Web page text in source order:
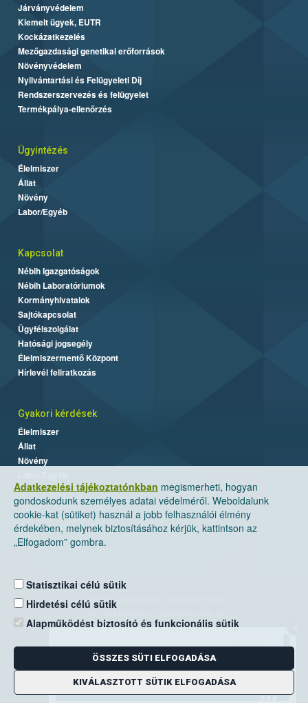
Adatkezelési tájékoztatónkban megismerheti, hogyan
gondoskodunk személyes adatai védelméről. Weboldalunk
cookie-kat (sütiket) használ a jobb felhasználói élmény
érdekében, melynek biztosításához kérjük, kattintson az
„Elfogadom” gombra.
Statisztikai célú sütik
Hirdetési célú sütik
Alapműködést biztosító és funkcionális sütik
ÖSSZES SÜTI ELFOGADÁSA
KIVÁLASZTOTT SÜTIK ELFOGADÁSA
Járványvédelem
Kiemelt ügyek, EUTR
Kockázatkezelés
Mezőgazdasági genetikai erőforrások
Növényvédelem
Nyilvántartási és Felügyeleti Díj
Rendszerszervezés és felügyelet
Termékpálya-ellenőrzés
Ügyintézés
Élelmiszer
Állat
Növény
Labor/Egyéb
Kapcsolat
Nébih Igazgatóságok
Nébih Laboratóriumok
Kormányhivatalok
Sajtókapcsolat
Ügyfélszolgálat
Hatósági jogsegély
Élelmiszermentő Központ
Hírlevél feliratkozás
Gyakori kérdések
Élelmiszer
Állat
Növény
Nemzeti Élelmiszerlánc-biztonsági Hivatal
Levelezési cím: 1525 Budapest. Pf. 30.
E-mail:ugyfelszolgalat@nebih.gov.hu
Zöld szám: 06-80/263-244
Telefon: 06-1/ 336-9000